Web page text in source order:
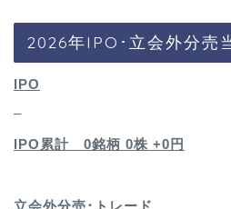
2026年IPO･立会外分売
IPO
–
IPO累計 0銘柄 0株 +0円
立会外分売･トレード